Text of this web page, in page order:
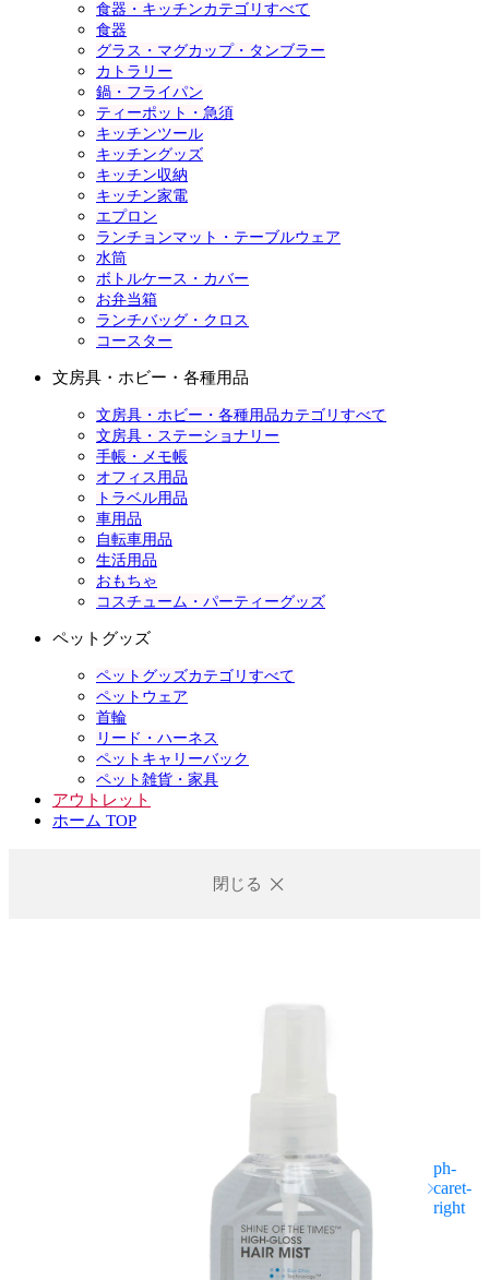
食器・キッチンカテゴリすべて
食器
グラス・マグカップ・タンブラー
カトラリー
鍋・フライパン
ティーポット・急須
キッチンツール
キッチングッズ
キッチン収納
キッチン家電
エプロン
ランチョンマット・テーブルウェア
水筒
ボトルケース・カバー
お弁当箱
ランチバッグ・クロス
コースター
文房具・ホビー・各種用品
文房具・ホビー・各種用品カテゴリすべて
文房具・ステーショナリー
手帳・メモ帳
オフィス用品
トラベル用品
車用品
自転車用品
生活用品
おもちゃ
コスチューム・パーティーグッズ
ペットグッズ
ペットグッズカテゴリすべて
ペットウェア
首輪
リード・ハーネス
ペットキャリーバック
ペット雑貨・家具
アウトレット
ホーム TOP
閉じる